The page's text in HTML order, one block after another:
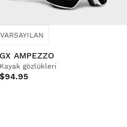
VARSAYILAN
GX AMPEZZO
Kayak gözlükleri
$94.95